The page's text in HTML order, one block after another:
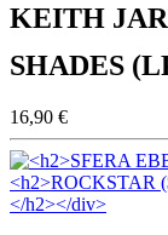
KEITH
SHADES
16,90 €